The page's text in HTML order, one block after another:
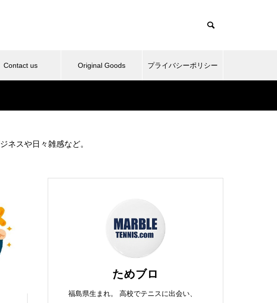
Contact us Original Goods プライバシーポリシー
ー
位
ベッドとか、ピックルボールと
か。
ネスや日々雑感など。
ためブロ
福島県生まれ。 高校でテニスに出会い、